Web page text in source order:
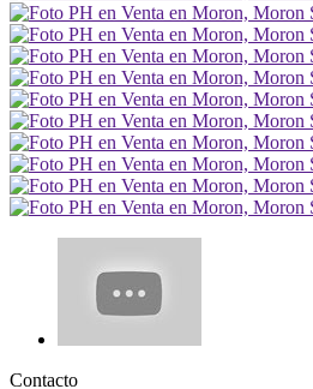
Contacto